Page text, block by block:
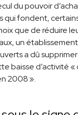
du pouvoir
qui fondent,
que de réduire
un
a dû
baisse d’activité «
2008 ».